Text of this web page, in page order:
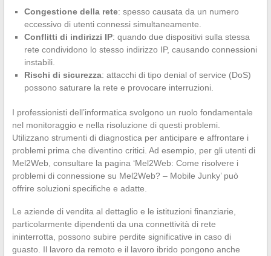
Congestione della rete: spesso causata da un numero
eccessivo di utenti connessi simultaneamente.
Conflitti di indirizzi IP: quando due dispositivi sulla stessa
rete condividono lo stesso indirizzo IP, causando connessioni
instabili.
Rischi di sicurezza: attacchi di tipo denial of service (DoS)
possono saturare la rete e provocare interruzioni.
I professionisti dell’informatica svolgono un ruolo fondamentale
nel monitoraggio e nella risoluzione di questi problemi.
Utilizzano strumenti di diagnostica per anticipare e affrontare i
problemi prima che diventino critici. Ad esempio, per gli utenti di
Mel2Web, consultare la pagina ‘Mel2Web: Come risolvere i
problemi di connessione su Mel2Web? – Mobile Junky’ può
offrire soluzioni specifiche e adatte.
Le aziende di vendita al dettaglio e le istituzioni finanziarie,
particolarmente dipendenti da una connettività di rete
ininterrotta, possono subire perdite significative in caso di
guasto. Il lavoro da remoto e il lavoro ibrido pongono anche